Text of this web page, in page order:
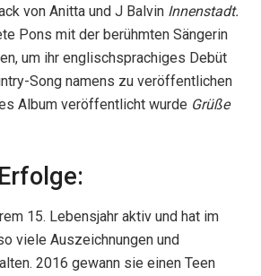
von Anitta und J Balvin Innenstadt.
Pons mit der berühmten Sängerin
um ihr englischsprachiges Debüt
Song namens zu veröffentlichen
Album veröffentlicht wurde Grüße
15. Lebensjahr aktiv und hat im
viele Auszeichnungen und
2016 gewann sie einen Teen